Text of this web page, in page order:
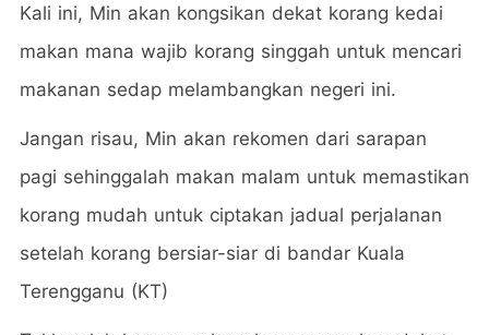
Kali ini, Min akan kongsikan dekat korang kedai
makan mana wajib korang singgah untuk mencari
makanan sedap melambangkan negeri ini.
Jangan risau, Min akan rekomen dari sarapan
pagi sehinggalah makan malam untuk memastikan
korang mudah untuk ciptakan jadual perjalanan
setelah korang bersiar-siar di bandar Kuala
Terengganu (KT)